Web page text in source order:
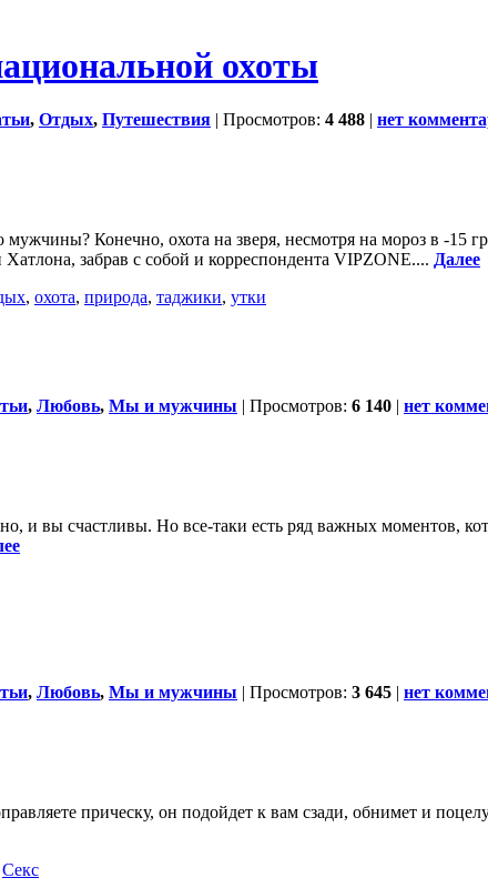
охоты
, Отдых, Путешествия | Просмотров: 4 488 | нет
Конечно, охота на зверя, несмотря на мороз в -15
забрав с собой и корреспондента VIPZONE.... Далее
, охота, природа, таджики, утки
, Любовь, Мы и мужчины | Просмотров: 6 140 | нет
и вы счастливы. Но все-таки есть ряд важных моментов,
, Любовь, Мы и мужчины | Просмотров: 3 645 | нет
прическу, он подойдет к вам сзади, обнимет и
Секс